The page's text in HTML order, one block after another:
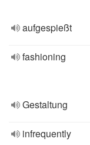
aufgespießt
fashioning
Gestaltung
infrequently